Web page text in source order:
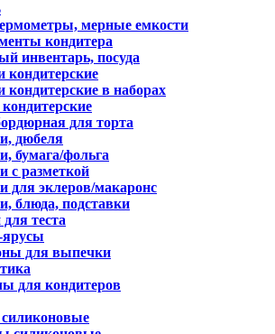
мерные емкости
кондитера
инвентарь, посуда
кондитерские
кондитерские в наборах
для торта
дюбеля
бумага/фольга
с разметкой
для эклеров/макаронс
блюда, подставки
теста
для выпечки
для кондитеров